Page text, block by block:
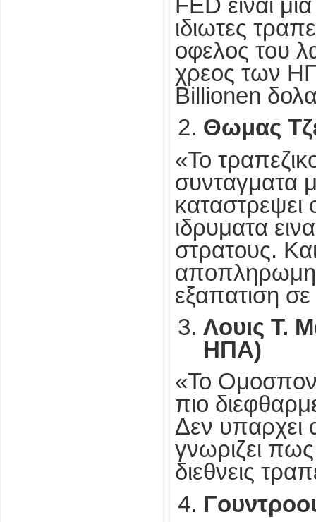
FED ειναι
ιδιωτες
οφελος του
χρεος των
Billionen
Θωμας
«Το
συνταγματα
καταστρεψει
ιδρυματα
στρατους.
αποπληρωμη
εξαπατιση
Λουις Τ.
ΗΠΑ)
«Το
πιο
Δεν
γνωριζει
διεθνεις